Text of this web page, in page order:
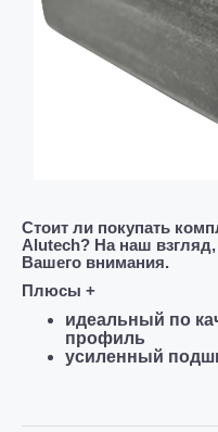
Стоит ли покупать
Alutech? На наш
Вашего внимания.
Плюсы +
идеальный по
профиль
усиленный